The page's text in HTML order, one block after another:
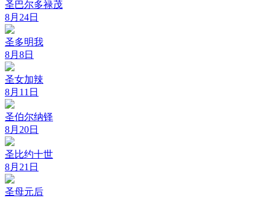
圣巴尔多禄茂
8月24日
圣多明我
8月8日
圣女加辣
8月11日
圣伯尔纳铎
8月20日
圣比约十世
8月21日
圣母元后